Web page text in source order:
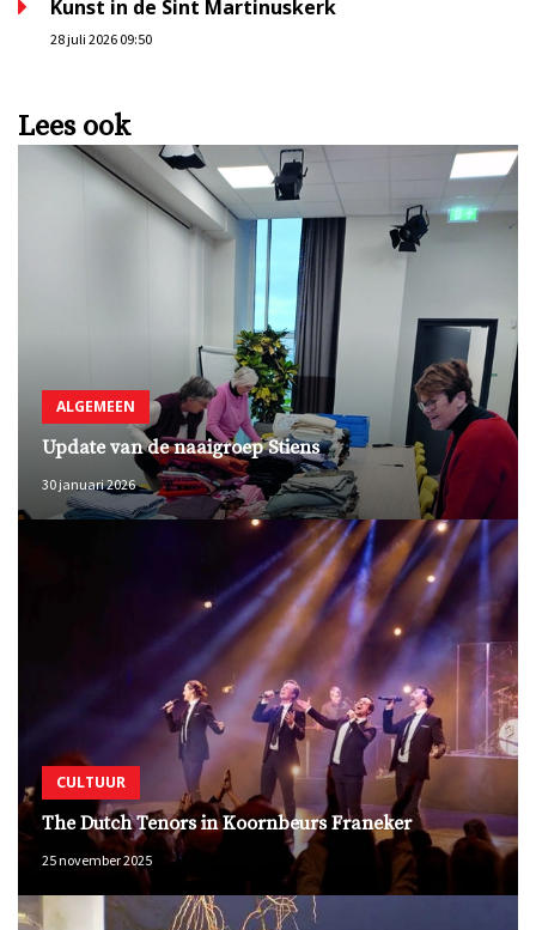
Kunst in de Sint Martinuskerk
28 juli 2026 09:50
Lees ook
ALGEMEEN
Update van de naaigroep Stiens
30 januari 2026
CULTUUR
The Dutch Tenors in Koornbeurs Franeker
25 november 2025